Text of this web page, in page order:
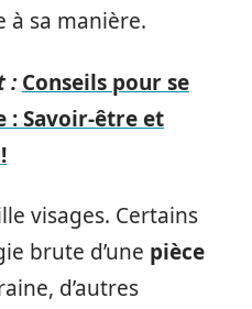
à sa manière.
: Conseils pour se
Savoir-être et
visages. Certains
brute d’une pièce
d’autres